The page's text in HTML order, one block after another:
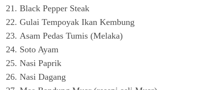
Black Pepper Steak
Gulai Tempoyak Ikan Kembung
Asam Pedas Tumis (Melaka)
Soto Ayam
Nasi Paprik
Nasi Dagang